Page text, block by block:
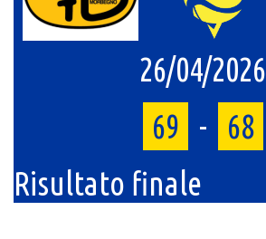
26/04/2026
69 -
68
Risultato finale